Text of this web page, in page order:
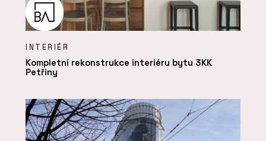
INTERIÉR
Kompletní rekonstrukce interiéru bytu 3KK
Petřiny